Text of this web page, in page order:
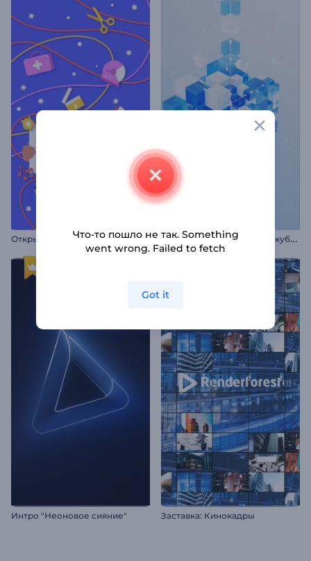
Открытка ко Дню труда З
аставка: Технологичные кубы из стекла
Интро "Неоновое сияние" Заставка: Кинокадры
Что-то пошло не так. Something
went wrong. Failed to fetch
Got it